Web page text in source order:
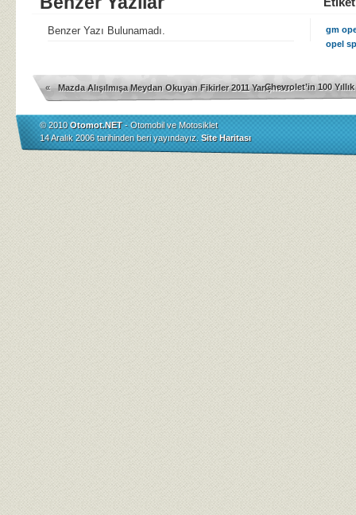
Benzer Yazı Bulunamadı.
gm
opel
« Mazda Alışılmışa Meydan Okuyan Fikirler 2011 YarışmasıChevrolet’in 100
© 2010Otomot.NET- Otomobil ve Motosiklet
14 Aralık 2006 tarihinden beri yayındayız. Site Haritası